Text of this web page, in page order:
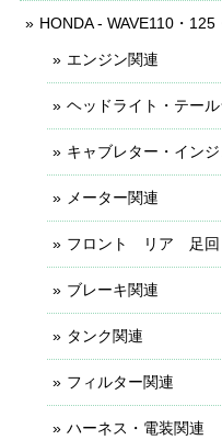
HONDA - WAVE110・125
エンジン関連
ヘッドライト・テー
キャブレター・イン
メーター関連
フロント リア 足回
ブレーキ関連
タンク関連
フィルター関連
ハーネス・電装関連